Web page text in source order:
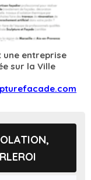
une entreprise
sur la Ville